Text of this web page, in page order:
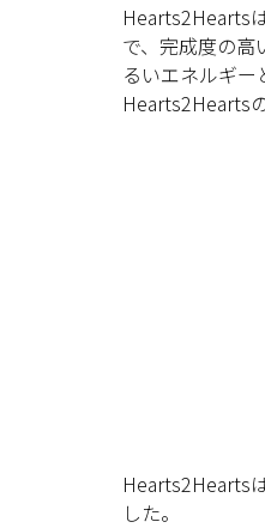
Hearts2Hearts
で、完成度の
るいエネルギ
Hearts2Hearts
Hearts2Hearts
した。